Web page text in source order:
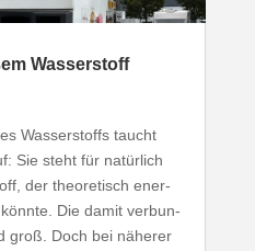
Wasser­stoff
Wasser­stoffs taucht
Sie steht für natürlich
der theo­re­tisch ener­
Die damit verbun­
groß. Doch bei näherer